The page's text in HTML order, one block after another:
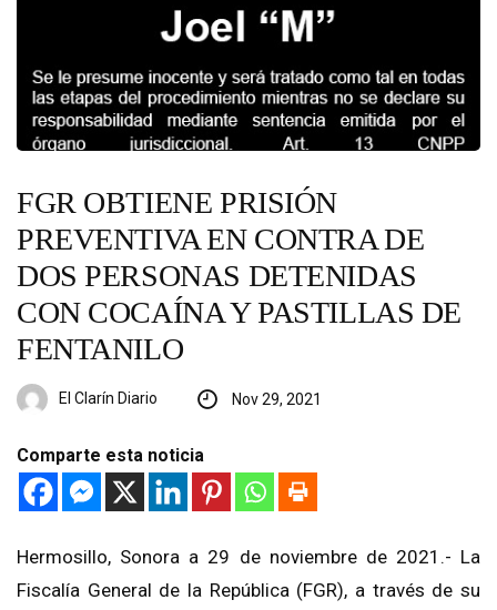
FGR OBTIENE PRISIÓN
PREVENTIVA EN CONTRA DE
DOS PERSONAS DETENIDAS
CON COCAÍNA Y PASTILLAS DE
FENTANILO
El Clarín Diario Nov 29, 2021
Comparte esta noticia
Hermosillo, Sonora a 29 de noviembre de 2021.- La
Fiscalía General de la República (FGR), a través de su